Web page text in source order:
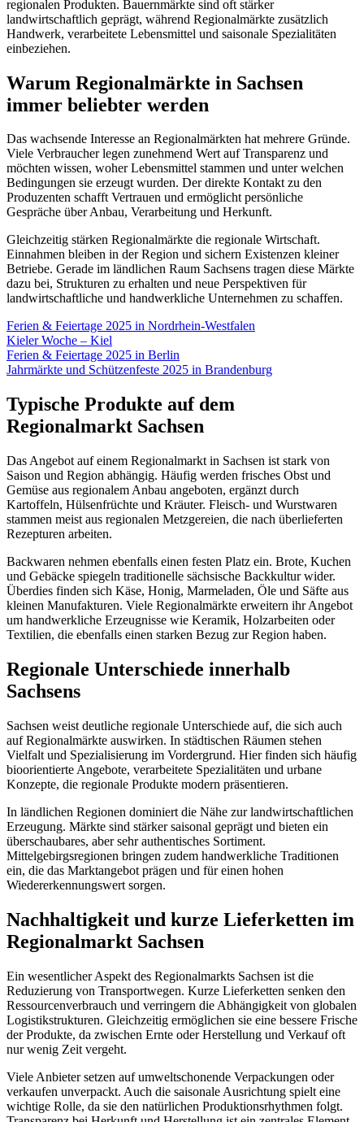
regionalen Produkten. Bauernmärkte sind oft stärker
landwirtschaftlich geprägt, während Regionalmärkte zusätzlich
Handwerk, verarbeitete Lebensmittel und saisonale Spezialitäten
einbeziehen.
Warum Regionalmärkte in Sachsen
immer beliebter werden
Das wachsende Interesse an Regionalmärkten hat mehrere Gründe.
Viele Verbraucher legen zunehmend Wert auf Transparenz und
möchten wissen, woher Lebensmittel stammen und unter welchen
Bedingungen sie erzeugt wurden. Der direkte Kontakt zu den
Produzenten schafft Vertrauen und ermöglicht persönliche
Gespräche über Anbau, Verarbeitung und Herkunft.
Gleichzeitig stärken Regionalmärkte die regionale Wirtschaft.
Einnahmen bleiben in der Region und sichern Existenzen kleiner
Betriebe. Gerade im ländlichen Raum Sachsens tragen diese Märkte
dazu bei, Strukturen zu erhalten und neue Perspektiven für
landwirtschaftliche und handwerkliche Unternehmen zu schaffen.
Ferien & Feiertage 2025 in Nordrhein-Westfalen
Kieler Woche – Kiel
Ferien & Feiertage 2025 in Berlin
Jahrmärkte und Schützenfeste 2025 in Brandenburg
Typische Produkte auf dem
Regionalmarkt Sachsen
Das Angebot auf einem Regionalmarkt in Sachsen ist stark von
Saison und Region abhängig. Häufig werden frisches Obst und
Gemüse aus regionalem Anbau angeboten, ergänzt durch
Kartoffeln, Hülsenfrüchte und Kräuter. Fleisch- und Wurstwaren
stammen meist aus regionalen Metzgereien, die nach überlieferten
Rezepturen arbeiten.
Backwaren nehmen ebenfalls einen festen Platz ein. Brote, Kuchen
und Gebäcke spiegeln traditionelle sächsische Backkultur wider.
Überdies finden sich Käse, Honig, Marmeladen, Öle und Säfte aus
kleinen Manufakturen. Viele Regionalmärkte erweitern ihr Angebot
um handwerkliche Erzeugnisse wie Keramik, Holzarbeiten oder
Textilien, die ebenfalls einen starken Bezug zur Region haben.
Regionale Unterschiede innerhalb
Sachsens
Sachsen weist deutliche regionale Unterschiede auf, die sich auch
auf Regionalmärkte auswirken. In städtischen Räumen stehen
Vielfalt und Spezialisierung im Vordergrund. Hier finden sich häufig
bioorientierte Angebote, verarbeitete Spezialitäten und urbane
Konzepte, die regionale Produkte modern präsentieren.
In ländlichen Regionen dominiert die Nähe zur landwirtschaftlichen
Erzeugung. Märkte sind stärker saisonal geprägt und bieten ein
überschaubares, aber sehr authentisches Sortiment.
Mittelgebirgsregionen bringen zudem handwerkliche Traditionen
ein, die das Marktangebot prägen und für einen hohen
Wiedererkennungswert sorgen.
Nachhaltigkeit und kurze Lieferketten im
Regionalmarkt Sachsen
Ein wesentlicher Aspekt des Regionalmarkts Sachsen ist die
Reduzierung von Transportwegen. Kurze Lieferketten senken den
Ressourcenverbrauch und verringern die Abhängigkeit von globalen
Logistikstrukturen. Gleichzeitig ermöglichen sie eine bessere Frische
der Produkte, da zwischen Ernte oder Herstellung und Verkauf oft
nur wenig Zeit vergeht.
Viele Anbieter setzen auf umweltschonende Verpackungen oder
verkaufen unverpackt. Auch die saisonale Ausrichtung spielt eine
wichtige Rolle, da sie den natürlichen Produktionsrhythmen folgt.